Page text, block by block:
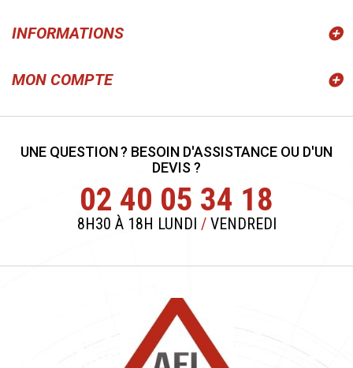
INFORMATIONS
MON COMPTE
UNE QUESTION ? BESOIN D'ASSISTANCE OU D'UN
DEVIS ?
02 40 05 34 18
8H30 À 18H LUNDI /VENDREDI